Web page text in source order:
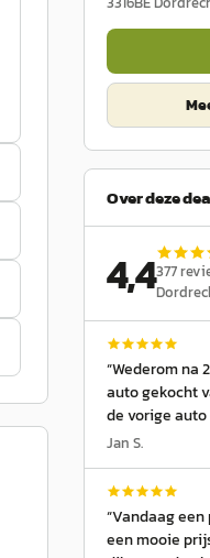
Over deze
4,4377
“Wederom na
auto gekocht
de vorige
een fijne
en goed naar
eerlijke inruilprijs. Ook nu nadat
gestolen
Jan S.
“Vandaag
een mooie